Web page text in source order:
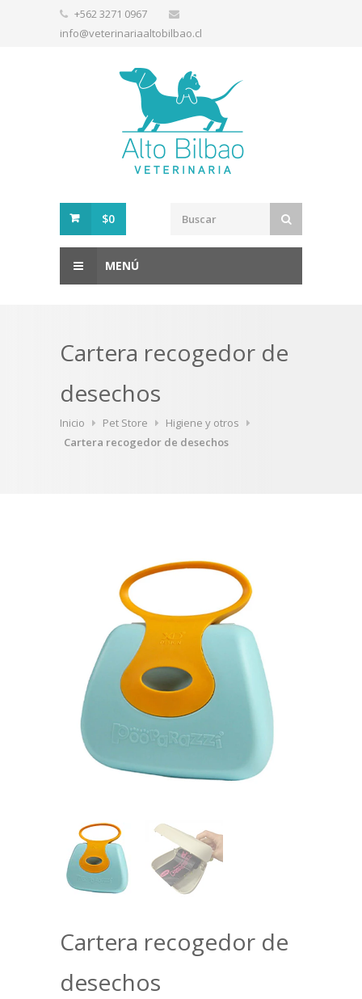
+562 3271 0967
info@veterinariaaltobilbao.cl
$0
MENÚ
Cartera recogedor de
desechos
Inicio Pet Store
Higiene y otros
Cartera recogedor de desechos
Cartera recogedor de
desechos